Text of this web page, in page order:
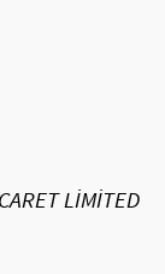
LİMİTED